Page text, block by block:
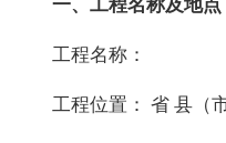
一、工程名称及地点
工程名称：
工程位置： 省 县（市